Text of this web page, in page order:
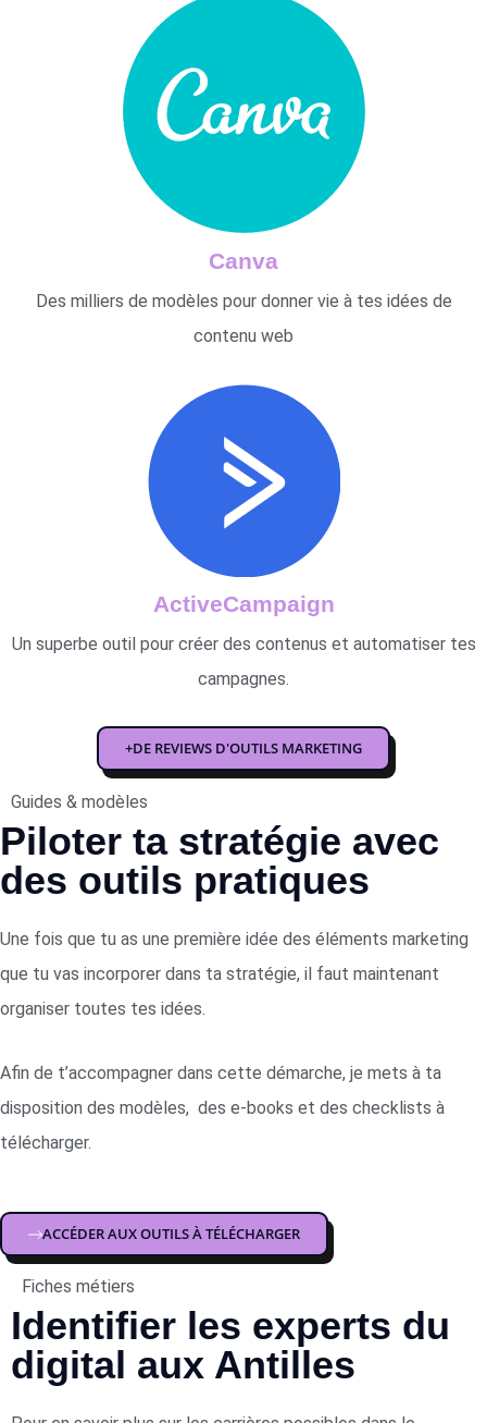
Canva
Des milliers de modèles pour donner vie à tes idées de
contenu web
ActiveCampaign
Un superbe outil pour créer des contenus et automatiser tes
campagnes.
+DE REVIEWS D'OUTILS MARKETING
Guides & modèles
Piloter ta stratégie avec
des outils pratiques
Une fois que tu as une première idée des éléments marketing
que tu vas incorporer dans ta stratégie, il faut maintenant
organiser toutes tes idées.
Afin de t’accompagner dans cette démarche, je mets à ta
disposition des modèles, des e-books et des checklists à
télécharger.
ACCÉDER AUX OUTILS À TÉLÉCHARGER
Fiches métiers
Identifier les experts du
digital aux Antilles